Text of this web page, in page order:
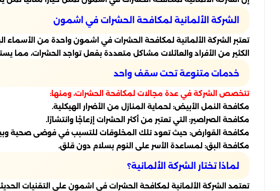
الشركة الألمانية لمكافحة الحشرات في اشمون
تعتبر الشركة الألمانية لمكافحة الحشرات في اشمون واحدة من الأسماء
الكثير من الأفراد والعائلات مشاكل متعددة بفعل تواجد الحشرات، مما
خدمات متنوعة تحت سقف واحد
تتخصص الشركة في عدة مجالات لمكافحة الحشرات، ومنها:
مكافحة النمل الأبيض: لحماية المنازل من الأضرار الهيكلية.
مكافحة الصراصير: التي تعتبر من أكثر الحشرات إزعاجًا وانتشارًا.
مكافحة القوارض: حيث تعود تلك المخلوقات للتسبب في فوضى صحية
مكافحة البق: لمساعدة الأسر على النوم بسلام دون قلق.
لماذا تختار الشركة الألمانية؟
تعتمد الشركة الألمانية لمكافحة الحشرات في اشمون على التقنيات